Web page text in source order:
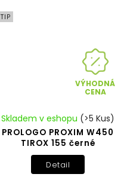
TIP
VÝHODNÁ
CENA
PROLOGO PROXIM W450
TIROX 155 černé
Skladem v eshopu (>5 Kus)
Detail